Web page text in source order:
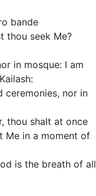
bande
thou seek Me?
in mosque: I am
ceremonies, nor in
thou shalt at once
Me in a moment of
is the breath of all